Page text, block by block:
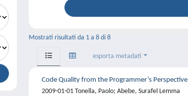
Mostrati risultati da 1 a 8 di 8
esporta metadati
Code Quality from the Programmer’s Perspective
2009-01-01 Tonella, Paolo; Abebe, Surafel Lemma